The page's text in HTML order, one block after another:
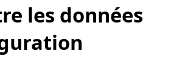
les données